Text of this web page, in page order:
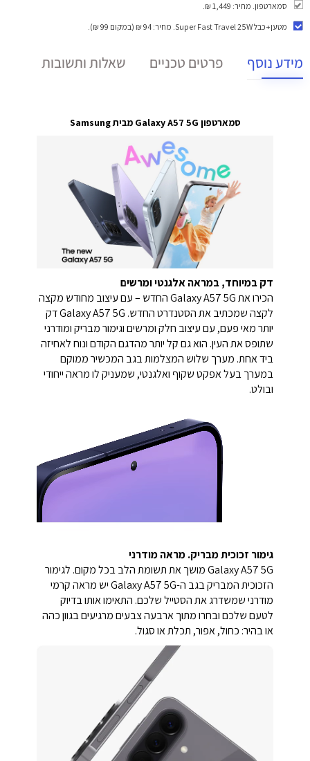
סמארטפון. מחיר: 1,449 ₪.
מטען+כבל Super Fast Travel 25W
. מחיר: 94 ₪ (במקום 99 ₪).
מידע נוסף פרטים טכניים שאלות ותשובות
סמארטפון Galaxy A57 5G מבית Samsung
דק במיוחד, במראה אלגנטי ומרשים
הכירו את Galaxy A57 5G החדש – עם עיצוב מחודש מקצה
לקצה שמכתיב את הסטנדרט החדש. Galaxy A57 5G דק
יותר מאי פעם, עם עיצוב חלק ומרשים וגימור מבריק ומודרני
שתופס את העין. הוא גם קל יותר מהדגם הקודם ונוח לאחיזה
ביד אחת. מערך שלוש המצלמות בגב המכשיר ממוקם
במערך בעל אפקט שקוף ואלגנטי, שמעניק לו מראה ייחודי
ובולט.
גימור זכוכית מבריק. מראה מודרני
Galaxy A57 5G מושך את תשומת הלב בכל מקום. לגימור
הזכוכית המבריק בגב ה-Galaxy A57 5G יש מראה קרמי
מודרני שמשדרג את הסטייל שלכם. התאימו אותו בדיוק
לטעם שלכם ובחרו מתוך ארבעה צבעים מרגיעים בגוון כהה
או בהיר: כחול, אפור, תכלת או סגול.